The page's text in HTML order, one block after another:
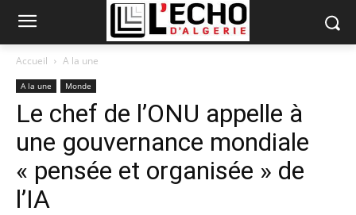
Accueil A la une
A la une Monde
Le chef de l’ONU appelle à
une gouvernance mondiale
« pensée et organisée » de
l’IA